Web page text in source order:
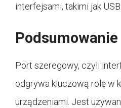
interfejsami, takimi jak
Podsumowanie
Port szeregowy, czyli
odgrywa kluczową rolę w
urządzeniami. Jest